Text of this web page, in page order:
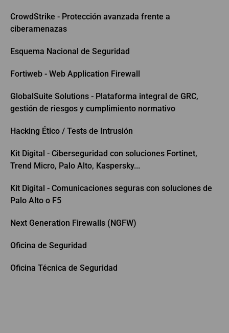
CrowdStrike - Protección avanzada frente a
ciberamenazas
Esquema Nacional de Seguridad
Fortiweb - Web Application Firewall
GlobalSuite Solutions - Plataforma integral de GRC,
gestión de riesgos y cumplimiento normativo
Hacking Ético / Tests de Intrusión
Kit Digital - Ciberseguridad con soluciones Fortinet,
Trend Micro, Palo Alto, Kaspersky...
Kit Digital - Comunicaciones seguras con soluciones de
Palo Alto o F5
Next Generation Firewalls (NGFW)
Oficina de Seguridad
Oficina Técnica de Seguridad